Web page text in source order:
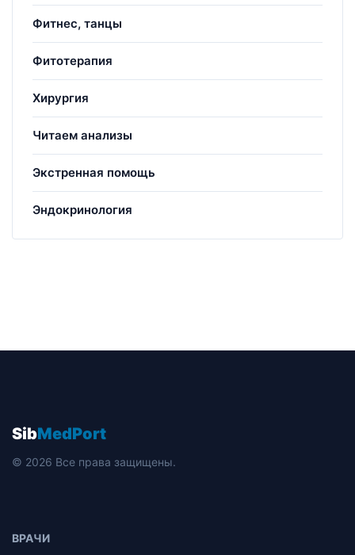
Фитнес, танцы
Фитотерапия
Хирургия
Читаем анализы
Экстренная помощь
Эндокринология
SibMedPort
© 2026 Все права защищены.
ВРАЧИ